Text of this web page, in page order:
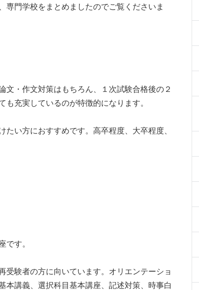
専門学校をまとめましたのでご覧くださいま
文・作文対策はもちろん、１次試験合格後の２
充実しているのが特徴的になります。
い方におすすめです。高卒程度、大卒程度、
です。
受験者の方に向いています。オリエンテーショ
本講義、選択科目基本講座、記述対策、時事白